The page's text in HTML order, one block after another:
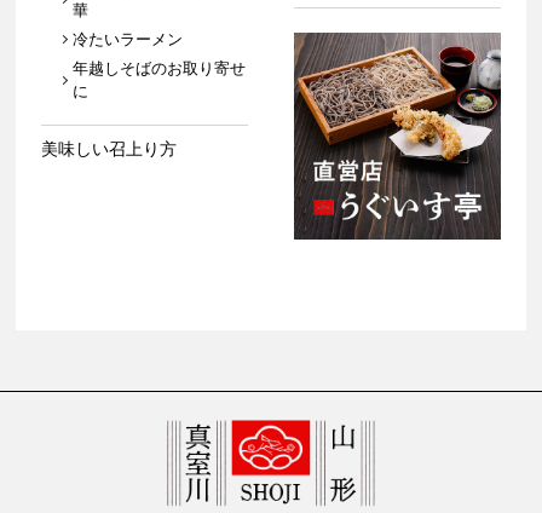
華
冷たいラーメン
年越しそばのお取り寄せ
に
美味しい召上り方